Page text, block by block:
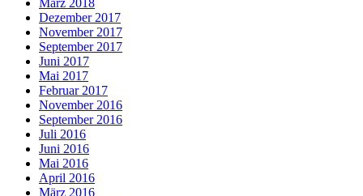
März 2018
Dezember 2017
November 2017
September 2017
Juni 2017
Mai 2017
Februar 2017
November 2016
September 2016
Juli 2016
Juni 2016
Mai 2016
April 2016
März 2016